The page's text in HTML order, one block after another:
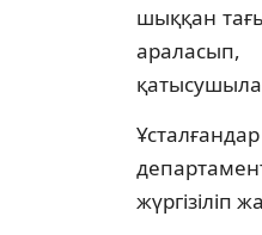
шыққан
жүргізіліп